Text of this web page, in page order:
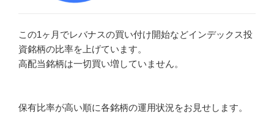
この1ヶ月でレバナスの買い付け開始などインデックス投
資銘柄の比率を上げています。
高配当銘柄は一切買い増していません。
保有比率が高い順に各銘柄の運用状況をお見せします。